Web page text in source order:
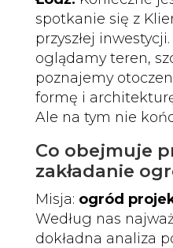
spotkanie się z
przyszłej
oglądamy teren,
poznajemy
formę i
Ale na tym nie
Co obejmuje
zakładanie
Misja: ogród
Według nas
dokładna analiza